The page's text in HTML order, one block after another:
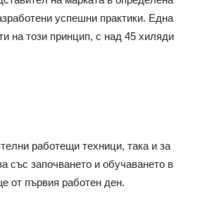
успешни практики. Една
на този принцип, с над 45 хиляди
работещи техници, така и за
със започването и обучаването в
от първия работен ден.